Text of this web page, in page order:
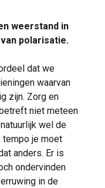
weerstand in
polarisatie.
dat we
waarvan
zijn. Zorg en
niet meteen
wel de
je moet
anders. Er is
ondervinden
in de